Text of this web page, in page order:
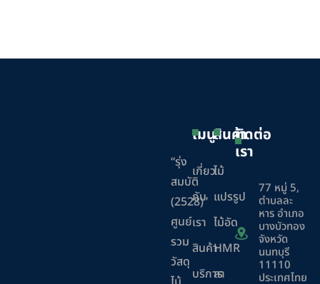
“รุ่ง
สมบัติ
(2528)”
ศูนย์
รวม
วัสดุ
เมนู
เกี่ยว
กับ
เรา
สินค้า
บริการ
สินค้า
ไม้
แปรรูป
ไม้อัด
HMR
ลา
ติดต่อ
เรา
77 หมู่ 5,
ตำบลละ
หาร อำเภอ
บางบัวทอง
จังหวัด
นนทบุรี
11110
ประเทศไทย